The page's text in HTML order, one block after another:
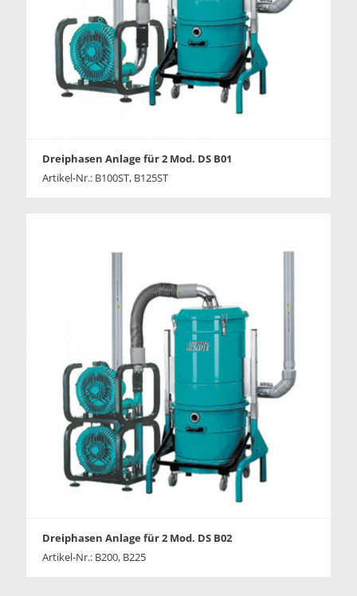
Dreiphasen Anlage für 2 Mod. DS B01
Artikel-Nr.: B100ST, B125ST
Dreiphasen Anlage für 2 Mod. DS B02
Artikel-Nr.: B200, B225